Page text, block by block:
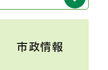
市政情報